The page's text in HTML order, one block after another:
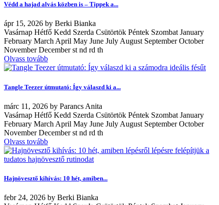
Védd a hajad alvás közben is – Tippek a...
ápr 15, 2026 by Berki Bianka
Vasárnap Hétfő Kedd Szerda Csütörtök Péntek Szombat January
February March April May June July August September October
November December st nd rd th
Olvass tovább
Tangle Teezer útmutató: Így válaszd ki a...
márc 11, 2026 by Parancs Anita
Vasárnap Hétfő Kedd Szerda Csütörtök Péntek Szombat January
February March April May June July August September October
November December st nd rd th
Olvass tovább
Hajnövesztő kihívás: 10 hét, amiben...
febr 24, 2026 by Berki Bianka